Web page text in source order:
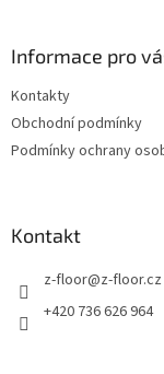
Informace pro
Kontakty
Obchodní podmínky
Podmínky ochrany
Kontakt
z-floor@z-floor.cz
+420 736 626 964